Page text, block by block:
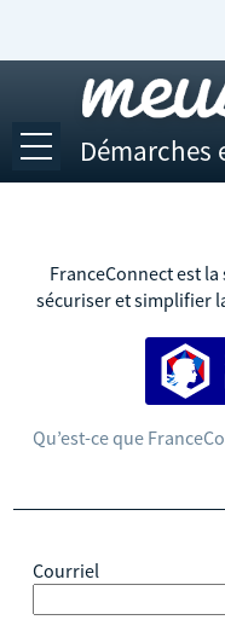
Démarches
Ouvrir le menu
Mes demandes
Mon compte
FranceConnect est
sécuriser et simplifier
Qu’est-ce que
Courriel